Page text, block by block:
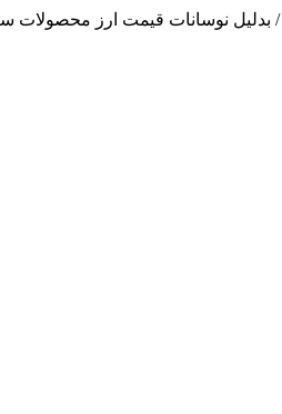
آنچه توانسته ایم، لطف خدا بوده است / فروش و تهیه و توزیع انواع قطعات الکترونیک